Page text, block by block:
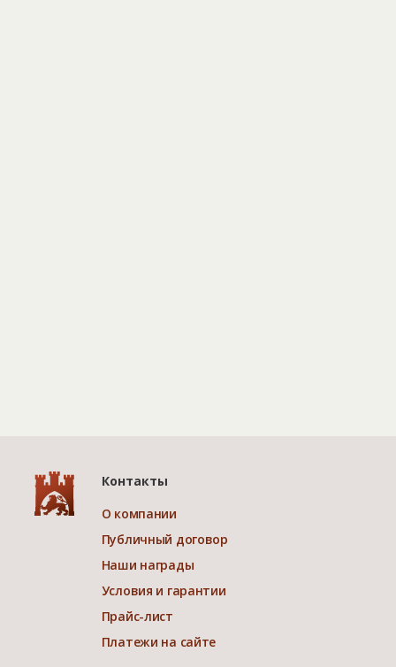
Контакты
О компании
Публичный договор
Наши награды
Условия и гарантии
Прайс-лист
Платежи на сайте